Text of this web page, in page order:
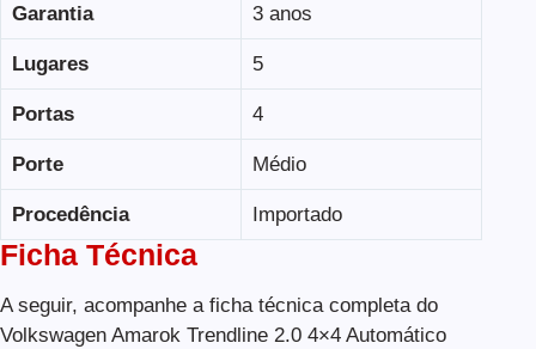
Garantia 3 anos
Lugares 5
Portas 4
Porte Médio
Procedência Importado
Ficha Técnica
A seguir, acompanhe a ficha técnica completa do
Volkswagen Amarok Trendline 2.0 4×4 Automático